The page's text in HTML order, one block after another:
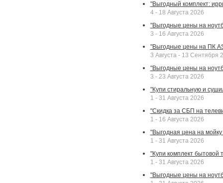
"Выгодный комплект:
4 - 18 Августа 2026
"Выгодные цены на
3 - 16 Августа 2026
"Выгодные цены на ПК
3 Августа - 13 Сентября
"Выгодные цены на
3 - 23 Августа 2026
"Купи стиральную и
1 - 31 Августа 2026
"Скидка за СБП на
1 - 16 Августа 2026
"Выгодная цена на
1 - 31 Августа 2026
"Купи комплект бытовой
1 - 31 Августа 2026
"Выгодные цены на